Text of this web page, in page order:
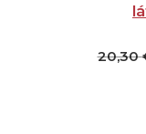
20,30